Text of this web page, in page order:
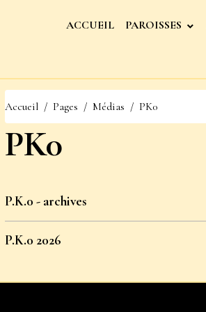
ACCUEIL PAROISSES
Accueil Pages Médias PK0
PK0
P.K.0 - archives
P.K.0 2026